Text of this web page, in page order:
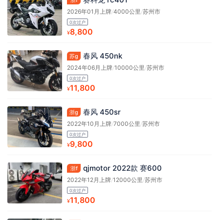
2026年01月上牌/4000公里/苏州市
0次过户
¥8,800
苏g 春风 450nk
2024年06月上牌/10000公里/苏州市
0次过户
¥11,800
浙g 春风 450sr
2022年10月上牌/7000公里/苏州市
0次过户
¥9,800
浙f qjmotor 2022款 赛600
2022年12月上牌/12000公里/苏州市
0次过户
¥11,800